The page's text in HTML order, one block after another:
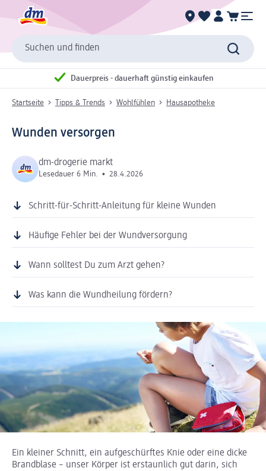
Suchen und finden
Dauerpreis - dauerhaft günstig einkaufen
Startseite Tipps & Trends Wohlfühlen Hausapotheke
Wunden versorgen
dm-drogerie markt
Lesedauer 6 Min. • 28.4.2026
Schritt-für-Schritt-Anleitung für kleine Wunden
Häufige Fehler bei der Wundversorgung
Wann solltest Du zum Arzt gehen?
Was kann die Wundheilung fördern?
Ein kleiner Schnitt, ein aufgeschürftes Knie oder eine dicke
Brandblase – unser Körper ist erstaunlich gut darin, sich